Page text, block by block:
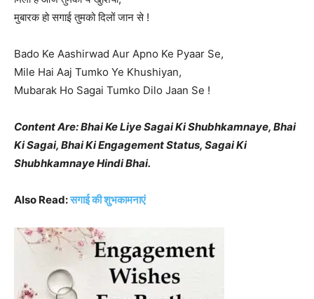
मुबारक हो सगाई तुमको दिलों जान से !
Bado Ke Aashirwad Aur Apno Ke Pyaar Se,
Mile Hai Aaj Tumko Ye Khushiyan,
Mubarak Ho Sagai Tumko Dilo Jaan Se !
Content Are: Bhai Ke Liye Sagai Ki Shubhkamnaye, Bhai
Ki Sagai, Bhai Ki Engagement Status, Sagai Ki
Shubhkamnaye Hindi Bhai.
Also Read:सगाई की शुभकामनाएं